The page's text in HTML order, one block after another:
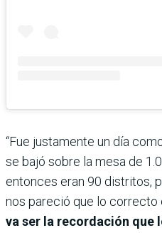
“Fue justamente un día
se bajó sobre la mesa de
entonces eran 90 distritos,
nos pareció que lo correcto
va ser la recordación que